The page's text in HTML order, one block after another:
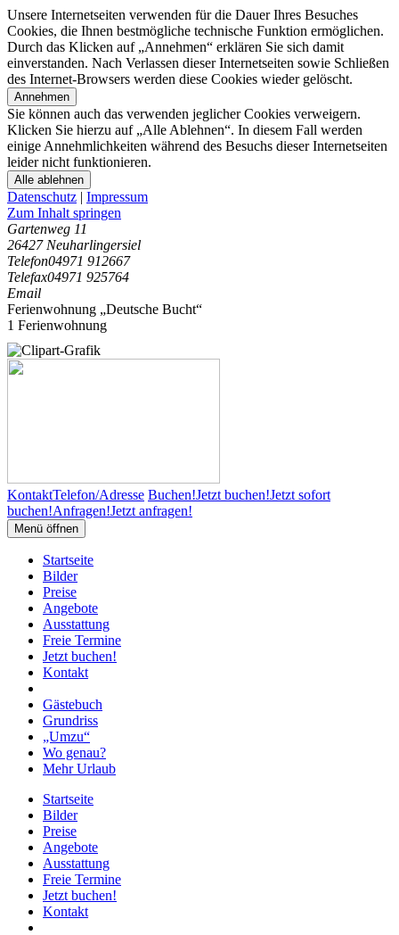
Unsere Internetseiten verwenden für die Dauer Ihres Besuches
Cookies, die Ihnen bestmögliche technische Funktion ermöglichen.
Durch das Klicken auf „Annehmen“ erklären Sie sich damit
einverstanden. Nach Verlassen dieser Internetseiten sowie Schließen
des Internet-Browsers werden diese Cookies wieder gelöscht.
Annehmen
Sie können auch das verwenden jeglicher Cookies verweigern.
Klicken Sie hierzu auf „Alle Ablehnen“. In diesem Fall werden
einige Annehmlichkeiten während des Besuchs dieser Internetseiten
leider nicht funktionieren.
Alle ablehnen
Datenschutz | Impressum
Zum Inhalt springen
Gartenweg 11
26427 Neuharlingersiel
Telefon04971 912667
Telefax04971 925764
Email
Ferienwohnung „Deutsche Bucht“
1 Ferienwohnung
KontaktTelefon/Adresse Buchen!Jetzt buchen!Jetzt sofort
buchen!Anfragen!Jetzt anfragen!
Menü öffnen
Startseite
Bilder
Preise
Angebote
Ausstattung
Freie Termine
Jetzt buchen!
Kontakt
Gästebuch
Grundriss
„Umzu“
Wo genau?
Mehr Urlaub
Startseite
Bilder
Preise
Angebote
Ausstattung
Freie Termine
Jetzt buchen!
Kontakt